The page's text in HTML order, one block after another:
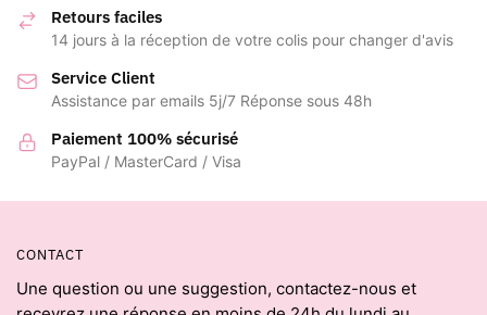
Retours faciles
14 jours à la réception de votre colis pour changer d'avis
Service Client
Assistance par emails 5j/7 Réponse sous 48h
Paiement 100% sécurisé
PayPal / MasterCard / Visa
CONTACT
Une question ou une suggestion, contactez-nous et